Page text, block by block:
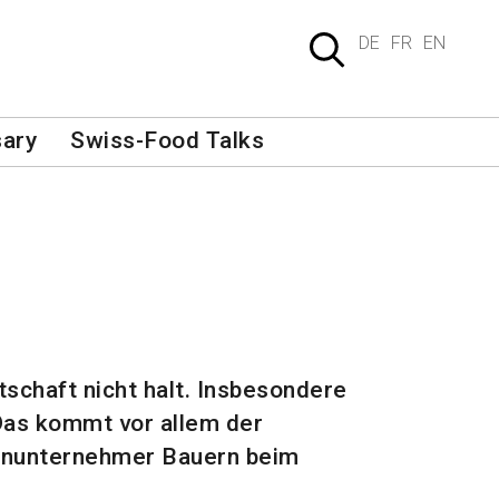
DE FR EN
Swiss-Food Talks
nicht halt. Insbesondere
kommt vor allem der
Bauern beim